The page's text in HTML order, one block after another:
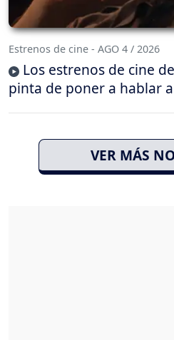
Estrenos de cine - AGO 4 / 2026
Los estrenos de cine
pinta de poner a hablar
VER MÁS